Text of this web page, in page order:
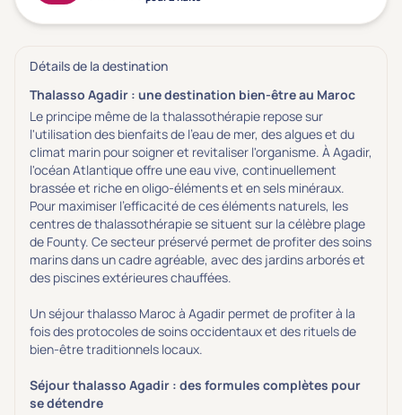
Vente Flash & Promo
(1)
Distance de chez vous
Établissements proches de chez moi
Km
Soins sans hébergement
Offre séjour + vol inclus
Détails de la destination
Thalasso Agadir : une destination bien-être au Maroc
Le principe même de la thalassothérapie repose sur
l'utilisation des bienfaits de l'eau de mer, des algues et du
climat marin pour soigner et revitaliser l'organisme. À Agadir,
l'océan Atlantique offre une eau vive, continuellement
brassée et riche en oligo-éléments et en sels minéraux.
Pour maximiser l'efficacité de ces éléments naturels, les
centres de thalassothérapie se situent sur la célèbre plage
de Founty. Ce secteur préservé permet de profiter des soins
marins dans un cadre agréable, avec des jardins arborés et
des piscines extérieures chauffées.
Un séjourthalasso Maroc à Agadir permet de profiter à la
fois des protocoles de soins occidentaux et des rituels de
bien-être traditionnels locaux.
Séjour thalasso Agadir : des formules complètes pour
se détendre